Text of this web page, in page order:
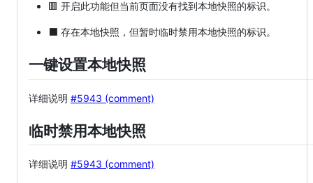
🟥 开启此功能但当前页面没有找到本地快照的标识。
⬛️ 存在本地快照，但暂时临时禁用本地快照的标识。
一键设置本地快照
详细说明 #5943 (comment)
临时禁用本地快照
详细说明 #5943 (comment)